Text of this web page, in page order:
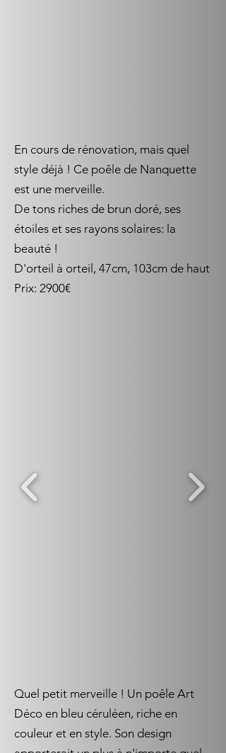
En cours de rénovation, mais quel
style déjà ! Ce poêle de Nanquette
est une merveille.
De tons riches de brun doré, ses
étoiles et ses rayons solaires: la
beauté !
D'orteil à orteil, 47cm, 103cm de haut
Prix: 2900€
Quel petit merveille ! Un poêle Art
Déco en bleu céruléen, riche en
couleur et en style. Son design